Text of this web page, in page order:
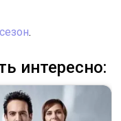
.
интересно: